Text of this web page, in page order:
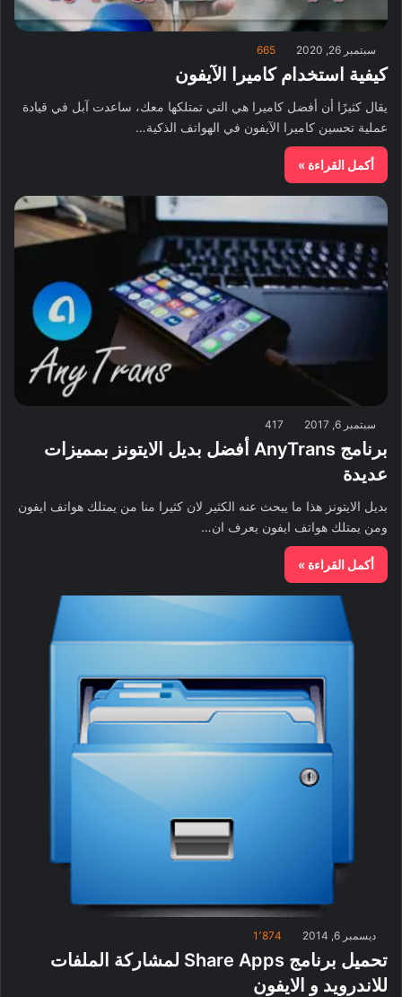
سبتمبر 26, 2020 665
كيفية استخدام كاميرا الآيفون
يقال كثيرًا أن أفضل كاميرا هي التي تمتلكها معك، ساعدت آبل في قيادة
عملية تحسين كاميرا الآيفون في الهواتف الذكية…
أكمل القراءة »
سبتمبر 6, 2017 417
برنامج AnyTrans أفضل بديل الايتونز بمميزات
عديدة
بديل الايتونز هذا ما يبحث عنه الكثير لان كثيرا منا من يمتلك هواتف ايفون
ومن يمتلك هواتف ايفون يعرف ان…
أكمل القراءة »
ديسمبر 6, 2014 1٬874
تحميل برنامج Share Apps لمشاركة الملفات
للاندرويد و الايفون